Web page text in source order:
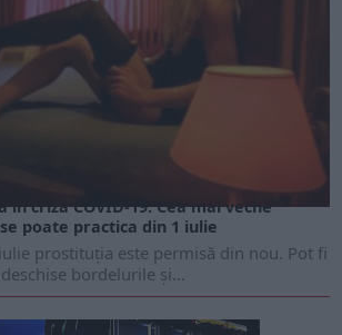
criza COVID-19. Cea mai veche
poate practica din 1 iulie
prostituția este permisă din nou. Pot fi
deschise bordelurile și...